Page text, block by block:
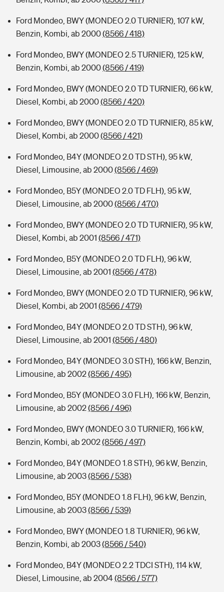
Ford Mondeo, BWY (MONDEO 2.0 TURNIER), 107 kW,
Benzin, Kombi, ab 2000(8566 / 418)
Ford Mondeo, BWY (MONDEO 2.5 TURNIER), 125 kW,
Benzin, Kombi, ab 2000(8566 / 419)
Ford Mondeo, BWY (MONDEO 2.0 TD TURNIER), 66 kW,
Diesel, Kombi, ab 2000(8566 / 420)
Ford Mondeo, BWY (MONDEO 2.0 TD TURNIER), 85 kW,
Diesel, Kombi, ab 2000(8566 / 421)
Ford Mondeo, B4Y (MONDEO 2.0 TD STH), 95 kW,
Diesel, Limousine, ab 2000(8566 / 469)
Ford Mondeo, B5Y (MONDEO 2.0 TD FLH), 95 kW,
Diesel, Limousine, ab 2000(8566 / 470)
Ford Mondeo, BWY (MONDEO 2.0 TD TURNIER), 95 kW,
Diesel, Kombi, ab 2001 (8566 / 471)
Ford Mondeo, B5Y (MONDEO 2.0 TD FLH), 96 kW,
Diesel, Limousine, ab 2001 (8566 / 478)
Ford Mondeo, BWY (MONDEO 2.0 TD TURNIER), 96 kW,
Diesel, Kombi, ab 2001 (8566 / 479)
Ford Mondeo, B4Y (MONDEO 2.0 TD STH), 96 kW,
Diesel, Limousine, ab 2001 (8566 / 480)
Ford Mondeo, B4Y (MONDEO 3.0 STH), 166 kW, Benzin,
Limousine, ab 2002(8566 / 495)
Ford Mondeo, B5Y (MONDEO 3.0 FLH), 166 kW, Benzin,
Limousine, ab 2002(8566 / 496)
Ford Mondeo, BWY (MONDEO 3.0 TURNIER), 166 kW,
Benzin, Kombi, ab 2002(8566 / 497)
Ford Mondeo, B4Y (MONDEO 1.8 STH), 96 kW, Benzin,
Limousine, ab 2003(8566 / 538)
Ford Mondeo, B5Y (MONDEO 1.8 FLH), 96 kW, Benzin,
Limousine, ab 2003(8566 / 539)
Ford Mondeo, BWY (MONDEO 1.8 TURNIER), 96 kW,
Benzin, Kombi, ab 2003(8566 / 540)
Ford Mondeo, B4Y (MONDEO 2.2 TDCI STH), 114 kW,
Diesel, Limousine, ab 2004(8566 / 577)